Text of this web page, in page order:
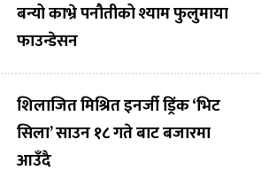
बन्यो काभ्रे पनौतीको श्याम फुलुमाया
फाउन्डेसन
शिलाजित मिश्रित इनर्जी ड्रिंक ‘भिट
सिला’ साउन १८ गते बाट बजारमा
आउँदै